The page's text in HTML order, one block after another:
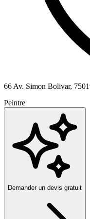
66 Av. Simon Bolivar,
Peintre
Demander un devis gratuit